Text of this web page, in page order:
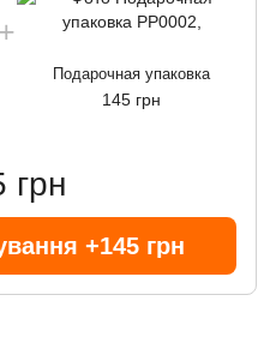
Подарочная упаковка
145 грн
грн